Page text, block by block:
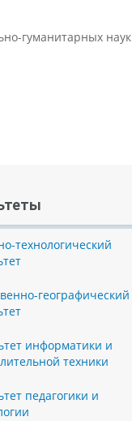
гуманитарных наук
технологический
географический
информатики и
техники
педагогики и